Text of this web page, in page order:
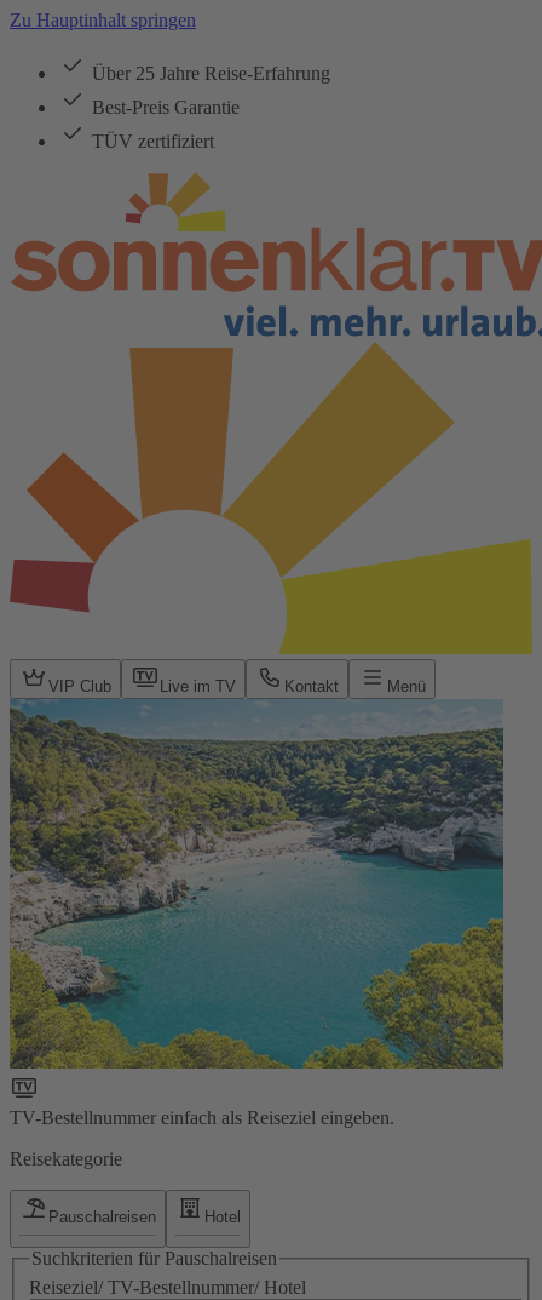
Zu Hauptinhalt springen
Über 25 Jahre Reise-Erfahrung
Best-Preis Garantie
TÜV zertifiziert
VIP Club Live im TV Kontakt Menü
TV-Bestellnummer einfach als Reiseziel eingeben.
Reisekategorie
Pauschalreisen Hotel
Suchkriterien für Pauschalreisen
Reiseziel/ TV-Bestellnummer/ Hotel